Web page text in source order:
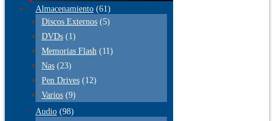
Almacenamiento (61)
Discos Externos (5)
DVDs (1)
Memorias Flash (11)
Nas (23)
Pen Drives (12)
Varios (9)
Audio (98)